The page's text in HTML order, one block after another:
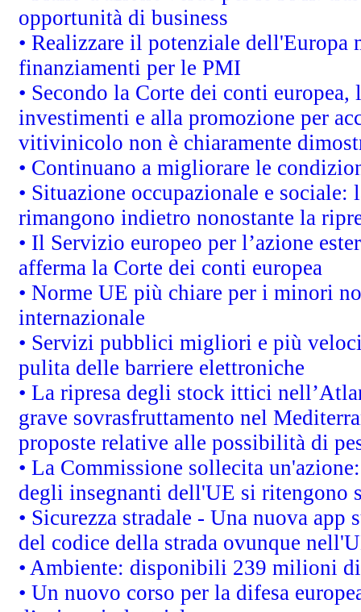
opportunità di business
• Realizzare il potenziale
finanziamenti per le PMI
• Secondo la Corte dei conti
investimenti e alla promozione per
vitivinicolo non è chiaramente
• Continuano a migliorare le
• Situazione occupazionale e
rimangono indietro nonostante la
• Il Servizio europeo per l’azione
afferma la Corte dei conti europea
• Norme UE più chiare per i minori
internazionale
• Servizi pubblici migliori e più
pulita delle barriere elettroniche
• La ripresa degli stock ittici
grave sovrasfruttamento nel
proposte relative alle possibilità di
• La Commissione sollecita
degli insegnanti dell'UE si ritengono
• Sicurezza stradale - Una nuova
del codice della strada ovunque
• Ambiente: disponibili 239 milioni
• Un nuovo corso per la difesa